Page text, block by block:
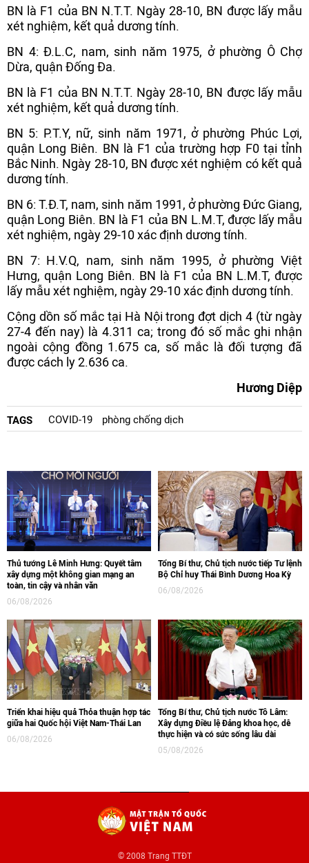
BN là F1 của BN N.T.T. Ngày 28-10, BN được lấy mẫu
xét nghiệm, kết quả dương tính.
BN 4: Đ.L.C, nam, sinh năm 1975, ở phường Ô Chợ
Dừa, quận Đống Đa.
BN là F1 của BN N.T.T. Ngày 28-10, BN được lấy mẫu
xét nghiệm, kết quả dương tính.
BN 5: P.T.Y, nữ, sinh năm 1971, ở phường Phúc Lợi,
quận Long Biên. BN là F1 của trường hợp F0 tại tỉnh
Bắc Ninh. Ngày 28-10, BN được xét nghiệm có kết quả
dương tính.
BN 6: T.Đ.T, nam, sinh năm 1991, ở phường Đức Giang,
quận Long Biên. BN là F1 của BN L.M.T, được lấy mẫu
xét nghiệm, ngày 29-10 xác định dương tính.
BN 7: H.V.Q, nam, sinh năm 1995, ở phường Việt
Hưng, quận Long Biên. BN là F1 của BN L.M.T, được
lấy mẫu xét nghiệm, ngày 29-10 xác định dương tính.
Cộng dồn số mắc tại Hà Nội trong đợt dịch 4 (từ ngày
27-4 đến nay) là 4.311 ca; trong đó số mắc ghi nhận
ngoài cộng đồng 1.675 ca, số mắc là đối tượng đã
được cách ly 2.636 ca.
Hương Diệp
TAGS COVID-19 phòng chống dịch
Thủ tướng Lê Minh Hưng: Quyết tâm
xây dựng một không gian mạng an
toàn, tin cậy và nhân văn
06/08/2026
Tổng Bí thư, Chủ tịch nước tiếp Tư lệnh
Bộ Chỉ huy Thái Bình Dương Hoa Kỳ
06/08/2026
Triển khai hiệu quả Thỏa thuận hợp tác
giữa hai Quốc hội Việt Nam-Thái Lan
06/08/2026
Tổng Bí thư, Chủ tịch nước Tô Lâm:
Xây dựng Điều lệ Đảng khoa học, dễ
thực hiện và có sức sống lâu dài
05/08/2026
© 2008 Trang TTĐT